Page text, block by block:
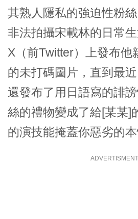
其熟人隱私的強迫性粉
非法拍攝宋載林的日常
X（前Twitter）上發布他
的未打碼圖片，直到最
還發布了用日語寫的誹
絲的禮物變成了給[某某]
的演技能掩蓋你惡劣的
ADVERTISMENT